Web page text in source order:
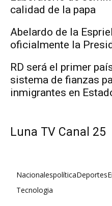
calidad de la papa
Abelardo de la
oficialmente la
RD será el primer
sistema de fianzas
inmigrantes en
Luna TV Canal 25
NacionalespolíticaDeportes
Tecnologia